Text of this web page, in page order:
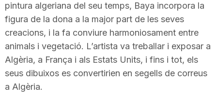
r
a
pintura algeriana del seu temps, Baya incorpora la
figura de la dona a la major part de les seves
creacions, i la fa conviure harmoniosament entre
animals i vegetació. L’artista va treballar i exposar a
Algèria, a França i als Estats Units, i fins i tot, els
seus dibuixos es convertirien en segells de correus
a Algèria.